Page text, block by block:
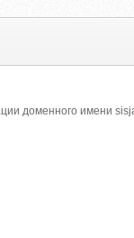
доменного имени